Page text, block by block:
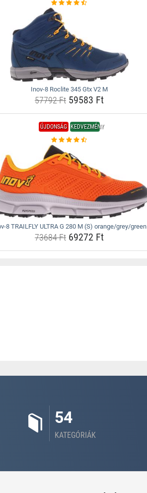
Inov-8 Roclite 345 Gtx V2 M
57792 Ft59583 Ft
ÚJDONSÁG KEDVEZMÉNY
8 TRAILFLY ULTRA G 280 M (S) orange/grey/green
73684 Ft69272 Ft
54
KATEGÓRIÁK